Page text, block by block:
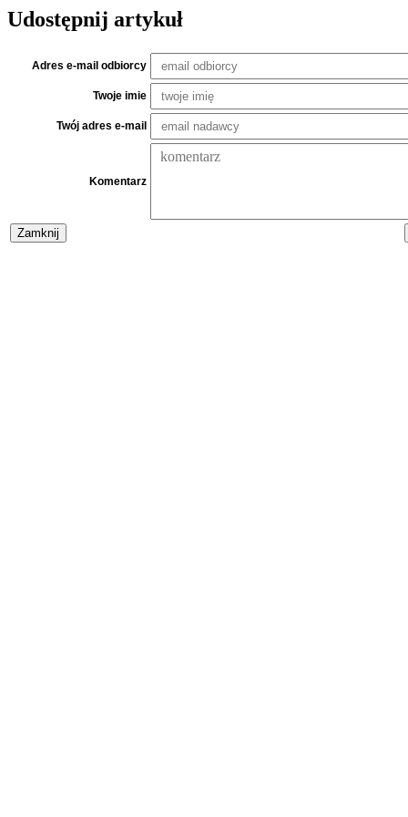
Udostępnij artykuł
Adres e-mail odbiorcy
Twoje imie
Twój adres e-mail
Komentarz